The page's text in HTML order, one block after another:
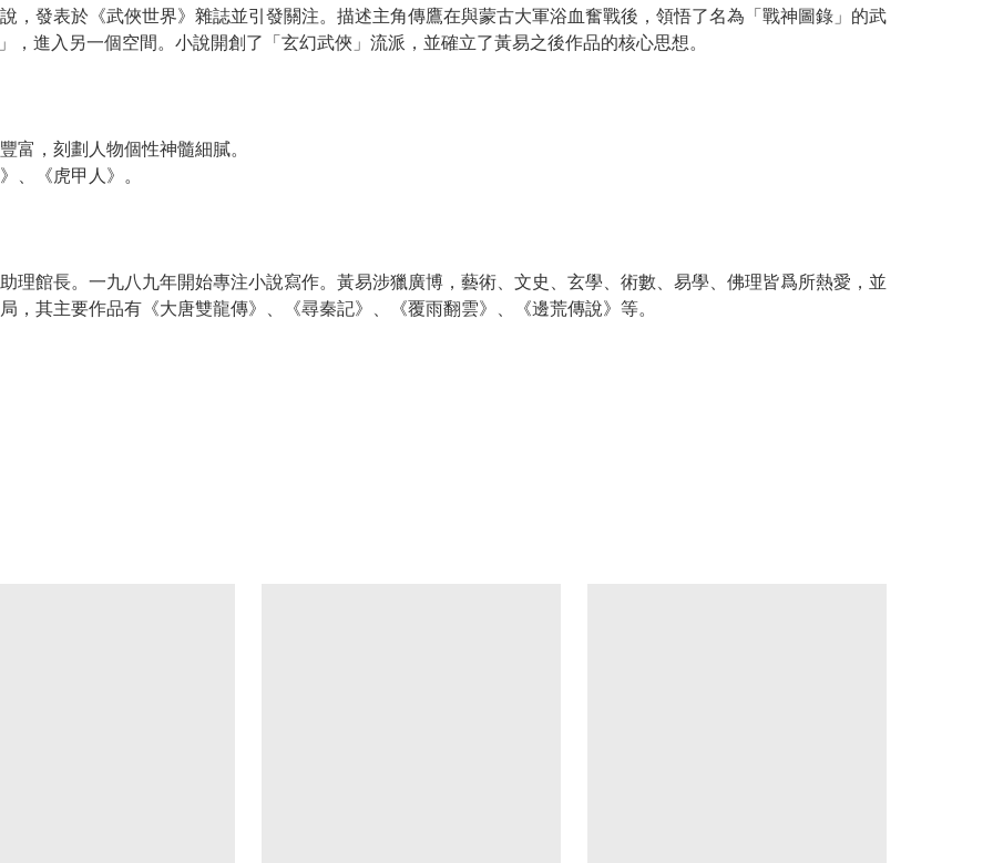
，發表於《武俠世界》雜誌並引發關注。描述主角傳鷹在與蒙古大軍浴血奮戰後，領悟了名為「戰神圖錄」的武
進入另一個空間。小說開創了「玄幻武俠」流派，並確立了黃易之後作品的核心思想。
富，刻劃人物個性神髓細膩。
、《虎甲人》。
理館長。一九八九年開始專注小說寫作。黃易涉獵廣博，藝術、文史、玄學、術數、易學、佛理皆爲所熱愛，並
，其主要作品有《大唐雙龍傳》、《尋秦記》、《覆雨翻雲》、《邊荒傳說》等。